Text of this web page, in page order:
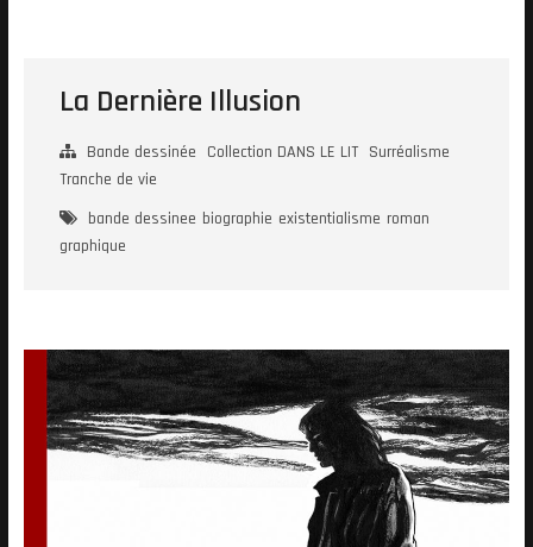
La Dernière Illusion
Bande dessinée Collection DANS LE LIT Surréalisme
Tranche de vie
bande dessinee biographie existentialisme roman
graphique